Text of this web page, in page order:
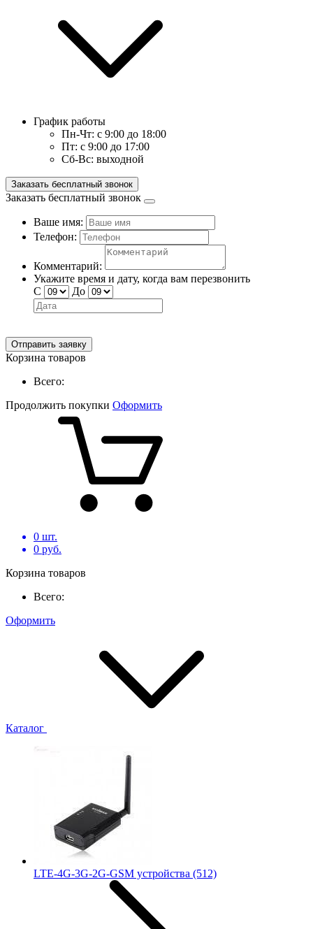
График работы
Пн-Чт: с 9:00 до 18:00
Пт: с 9:00 до 17:00
Сб-Вс: выходной
Заказать бесплатный звонок
Заказать бесплатный звонок
Ваше имя:
Телефон:
Комментарий:
Укажите время и дату, когда вам перезвонить
С
До
Отправить заявку
Корзина товаров
Всего:
Продолжить покупки Оформить
0 шт.
0 руб.
Корзина товаров
Всего:
Оформить
Каталог
LTE-4G-3G-2G-GSM устройства (512)